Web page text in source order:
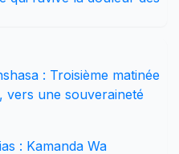
: Troisième matinée
vers une souveraineté
: Kamanda Wa